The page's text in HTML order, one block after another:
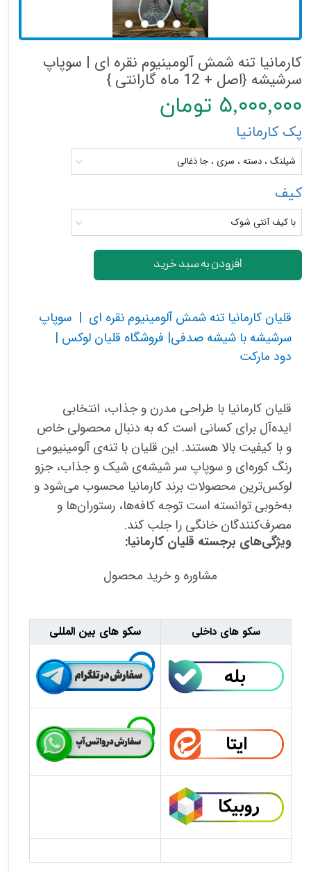
کارمانیا تنه شمش آلومینیوم نقره ای | سوپاپ
سرشیشه {اصل + 12 ماه گارانتی }
۵,۰۰۰,۰۰۰ تومان
پک کارمانیا
شیلنگ ، دسته ، سری ، جا ذغالی
کیف
با کیف آنتی شوک
افزودن به سبد خرید
قلیان کارمانیا تنه شمش آلومینیوم نقره ای | سوپاپ
سرشیشه با شیشه صدفی| فروشگاه قلیان لوکس |
دود مارکت
قلیان کارمانیا با طراحی مدرن و جذاب، انتخابی
ایده‌آل برای کسانی است که به دنبال محصولی خاص
و با کیفیت بالا هستند. این قلیان با تنه‌ی آلومینیومی
رنگ کوره‌ای و سوپاپ سر شیشه‌ی شیک و جذاب، جزو
لوکس‌ترین محصولات برند کارمانیا محسوب می‌شود و
به‌خوبی توانسته است توجه کافه‌ها، رستوران‌ها و
مصرف‌کنندگان خانگی را جلب کند.
ویژگی‌های برجسته قلیان کارمانیا:
مشاوره و خرید محصول
سکو های داخلی سکو های بین المللی